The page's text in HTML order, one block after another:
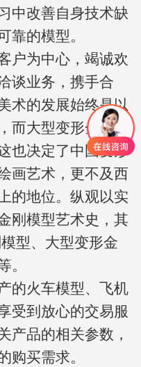
中改善自身技术缺
靠的模型。
户为中心，竭诚欢
谈业务，携手合
术的发展始终是以
大型变形金刚则
也决定了中国变形
画艺术，更不及西
的地位。纵观以实
刚模型艺术史，其
型、大型变形金
的火车模型、飞机
受到放心的交易服
产品的相关参数，
购买需求。